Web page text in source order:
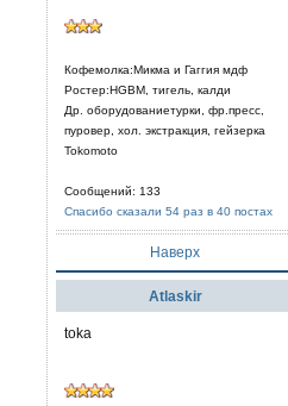
Кофемолка:Микма и Гаггия мдф
Ростер:HGBM, тигель, калди
Др. оборудованиетурки, фр.пресс,
пуровер, хол. экстракция, гейзерка
Tokomoto
Сообщений: 133
Спасибо сказали 54 раз в 40 постах
Наверх
Atlaskir
toka